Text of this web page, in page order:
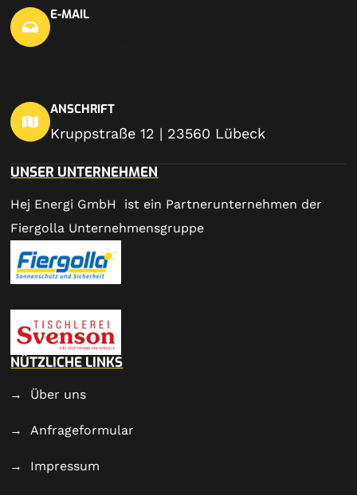
E-MAIL
ANSCHRIFT
Kruppstraße 12 | 23560 Lübeck
UNSER UNTERNEHMEN
Hej Energi GmbH ist ein Partnerunternehmen der
Fiergolla Unternehmensgruppe
NÜTZLICHE LINKS
Über uns
Anfrageformular
Impressum